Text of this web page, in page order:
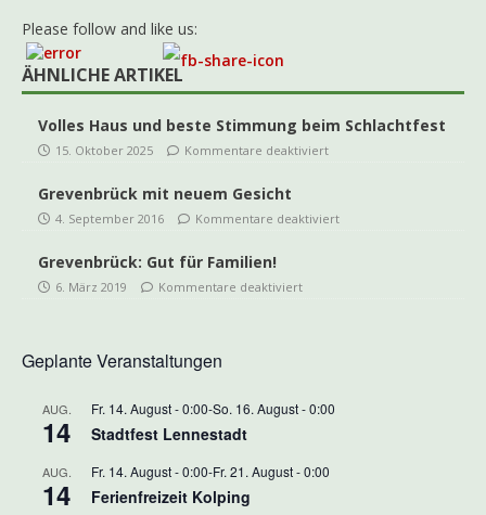
Please follow and like us:
ÄHNLICHE ARTIKEL
Volles Haus und beste Stimmung beim Schlachtfest
15. Oktober 2025 Kommentare deaktiviert
Grevenbrück mit neuem Gesicht
4. September 2016 Kommentare deaktiviert
Grevenbrück: Gut für Familien!
6. März 2019 Kommentare deaktiviert
Geplante Veranstaltungen
AUG.
14
Fr. 14. August - 0:00-So. 16. August - 0:00
Stadtfest Lennestadt
AUG.
14
Fr. 14. August - 0:00-Fr. 21. August - 0:00
Ferienfreizeit Kolping